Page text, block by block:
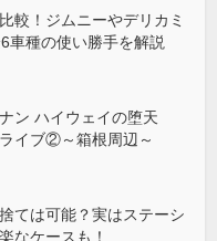
較！ジムニーやデリカミ
車種の使い勝手を解説
ン ハイウェイの堕天
イブ②～箱根周辺～
ては可能？実はステーシ
なケースも！